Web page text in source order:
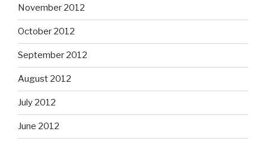
November 2012
October 2012
September 2012
August 2012
July 2012
June 2012